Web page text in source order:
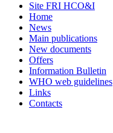
Site FRI HCO&I
Home
News
Main publications
New documents
Offers
Information Bulletin
WHO web guidelines
Links
Contacts